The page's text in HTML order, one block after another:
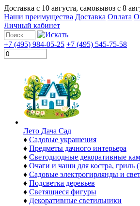
Доставка с 10 августа, самовывоз с 8
Наши преимущества Доставка Оплата
Личный кабинет
+7 (495) 984-05-25 +7 (495) 545-75-58
Лето Дача Сад
♦ Садовые украшения
♦ Предметы дачного интерьера
♦ Светодиодные декоративные
♦ Очаги и чаши для костра, гриль
♦ Садовые электрогирлянды и
♦ Подсветка деревьев
♦ Светящиеся фигуры
♦ Декоративные светильники